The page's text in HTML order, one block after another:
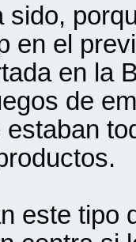
sido,
en el
en la
de
este tipo